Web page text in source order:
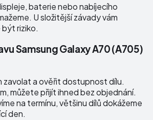
baterie nebo nabíjecího
U složitější závady vám
být riziko.
Samsung Galaxy A70 (A705)
zavolat a ověřit dostupnost dílu.
můžete přijít ihned bez objednání.
na termínu, většinu dílů dokážeme
den.